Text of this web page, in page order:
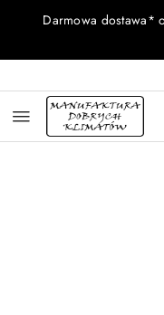
Przejdź do treści
Przejdź do
Przejdź do moje
Przejdź do menu
Przejdź do opisu
Przejdź do stopki
Darmowa dostawa*